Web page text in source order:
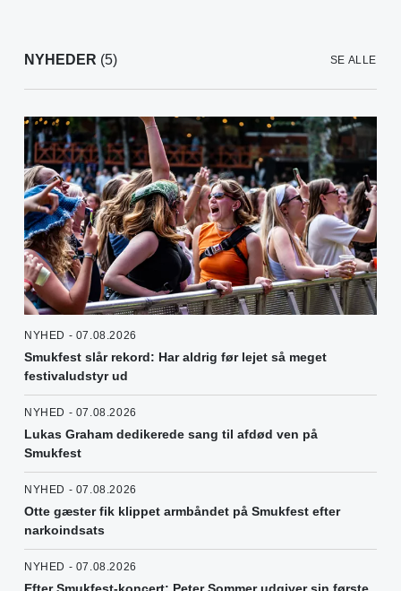
NYHEDER (5) SE ALLE
NYHED - 07.08.2026
Smukfest slår rekord: Har aldrig før lejet så meget
festivaludstyr ud
NYHED - 07.08.2026
Lukas Graham dedikerede sang til afdød ven på
Smukfest
NYHED - 07.08.2026
Otte gæster fik klippet armbåndet på Smukfest efter
narkoindsats
NYHED - 07.08.2026